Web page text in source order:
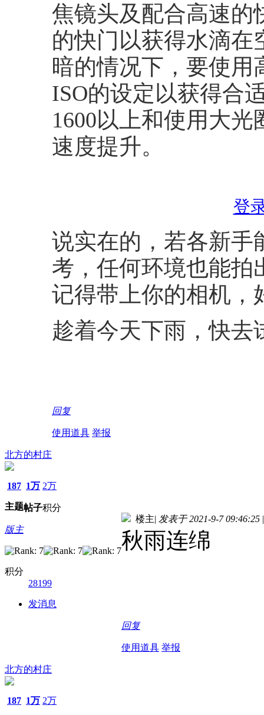
焦镜头及配合高速的
的快门以获得水滴在
暗的情况下，要使用
ISO的设定以获得合
1600以上和使用大
速度提升。
登
说实在的，若各新手
考，任何环境也能拍
记得带上你的相机，
趁着今天下雨，快去
回复
使用道具 举报
北方的村庄
187
主题
1万
帖子
2万
积分
版主
积分
28199
发消息
楼主| 发表于 2021-9-7 09:46:25 |
秋雨连绵
回复
使用道具 举报
北方的村庄
187 1万 2万